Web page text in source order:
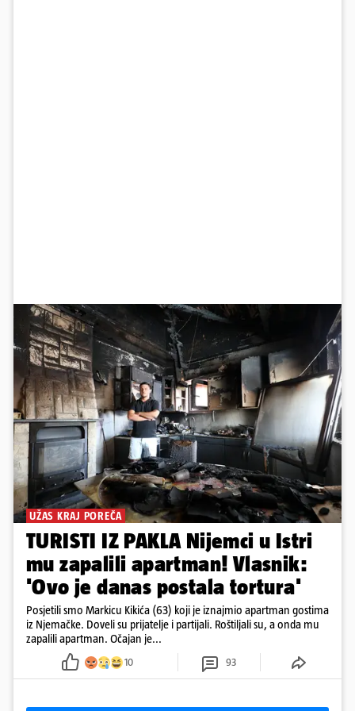
UŽAS KRAJ POREČA
TURISTI IZ PAKLA Nijemci u Istri
mu zapalili apartman! Vlasnik:
'Ovo je danas postala tortura'
Posjetili smo Markicu Kikića (63) koji je iznajmio apartman gostima
iz Njemačke. Doveli su prijatelje i partijali. Roštiljali su, a onda mu
zapalili apartman. Očajan je...
10 93